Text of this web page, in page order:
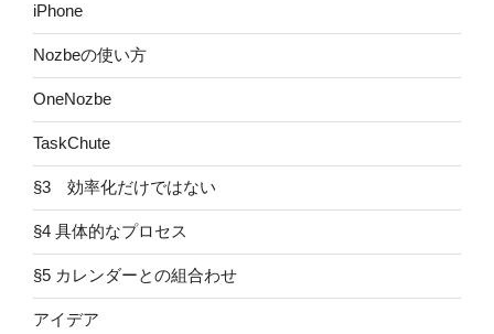
iPhone
Nozbeの使い方
OneNozbe
TaskChute
§3 効率化だけではない
§4 具体的なプロセス
§5 カレンダーとの組合わせ
アイデア